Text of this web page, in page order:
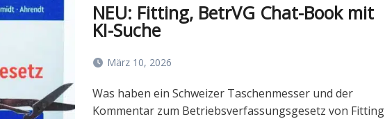
NEU: Fitting, BetrVG Chat-Book mit
KI-Suche
März 10, 2026
Was haben ein Schweizer Taschenmesser und der
Kommentar zum Betriebsverfassungsgesetz von Fitting